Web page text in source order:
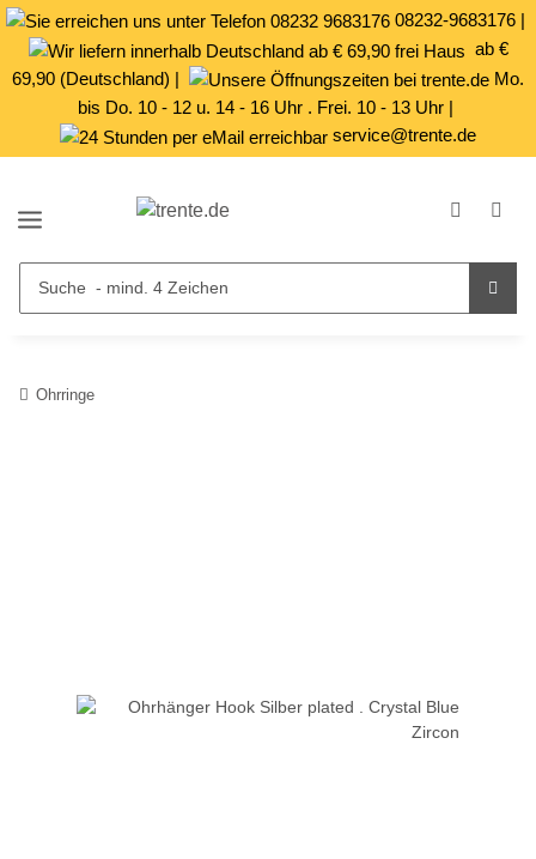
08232-9683176 |
ab €
69,90 (Deutschland) |
Mo.
bis Do. 10 - 12 u. 14 - 16 Uhr . Frei. 10 - 13 Uhr |
service@trente.de
Ohrringe